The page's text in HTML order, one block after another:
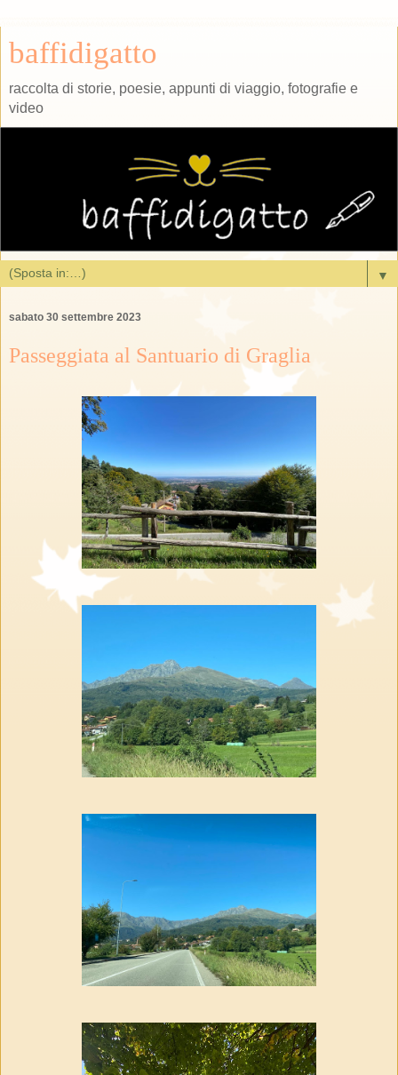
baffidigatto
raccolta di storie, poesie, appunti di viaggio, fotografie e
video
▼
sabato 30 settembre 2023
Passeggiata al Santuario di Graglia